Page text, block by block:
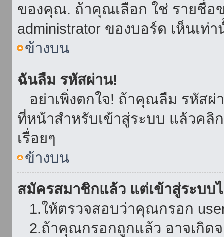
ของคุณ. ถ้าคุณเลือก ใช่ รายชื่
administrator ของบอร์ด เห็นเ
ข้างบน
ฉันลืม รหัสผ่าน!
อย่าเพิ่งตกใจ! ถ้าคุณลืม รหัสผ่
ที่หน้าสำหรับเข้าสู่ระบบ แล้วค
เรื่อยๆ
ข้างบน
สมัครสมาชิกแล้ว แต่เข้าสู่ระบบ
1.ให้ตรวจสอบว่าคุณกรอก
2.ถ้าคุณกรอกถูกแล้ว อาจเกิด